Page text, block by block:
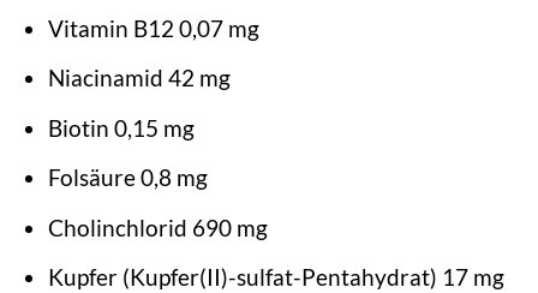
Vitamin B12 0,07 mg
Niacinamid 42 mg
Biotin 0,15 mg
Folsäure 0,8 mg
Cholinchlorid 690 mg
Kupfer (Kupfer(II)-sulfat-Pentahydrat) 17 mg